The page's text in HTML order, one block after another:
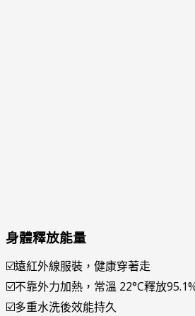
身體釋放能量
☑️遠紅外線服裝，健康穿著走
☑️不靠外力加熱，常溫 22°C釋放
☑️多重水洗後效能持久